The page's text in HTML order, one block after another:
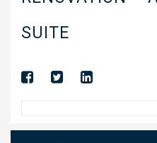
EQUIPEMENTS
TOILES TENDUES
SUITE